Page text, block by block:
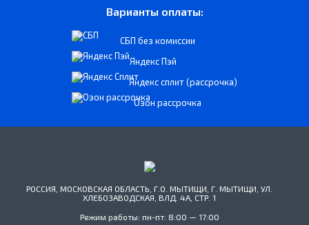
Варианты оплаты:
СБП без комиссии
Яндекс Пэй
Яндекс сплит (рассрочка)
Озон рассрочка
РОССИЯ, МОСКОВСКАЯ ОБЛАСТЬ, Г.О. МЫТИЩИ, Г. МЫТИЩИ, УЛ.
ХЛЕБОЗАВОДСКАЯ, ВЛД. 4А, СТР. 1
Режим работы: пн-пт: 8:00 — 17:00